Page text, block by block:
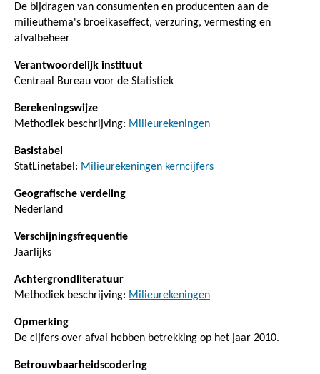
De bijdragen van consumenten en producenten aan de
milieuthema's broeikaseffect, verzuring, vermesting en
afvalbeheer
Verantwoordelijk instituut
Centraal Bureau voor de Statistiek
Berekeningswijze
Methodiek beschrijving: Milieurekeningen
Basistabel
StatLinetabel: Milieurekeningen kerncijfers
Geografische verdeling
Nederland
Verschijningsfrequentie
Jaarlijks
Achtergrondliteratuur
Methodiek beschrijving: Milieurekeningen
Opmerking
De cijfers over afval hebben betrekking op het jaar 2010.
Betrouwbaarheidscodering